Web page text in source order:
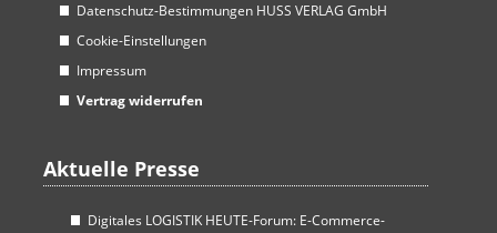
Datenschutz-Bestimmungen HUSS VERLAG GmbH
Cookie-Einstellungen
Impressum
Vertrag widerrufen
Aktuelle Presse
Digitales LOGISTIK HEUTE-Forum: E-Commerce-